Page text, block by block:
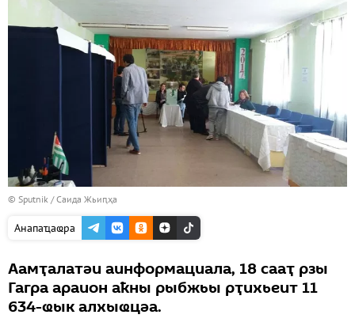
© Sputnik / Саида Жьиԥҳа
Анапаҵаҩра
Аамҭалатәи аинформациала, 18 сааҭ рзы
Гагра араион аҟны рыбжьы рҭихьеит 11
634-ҩык алхыҩцәа.